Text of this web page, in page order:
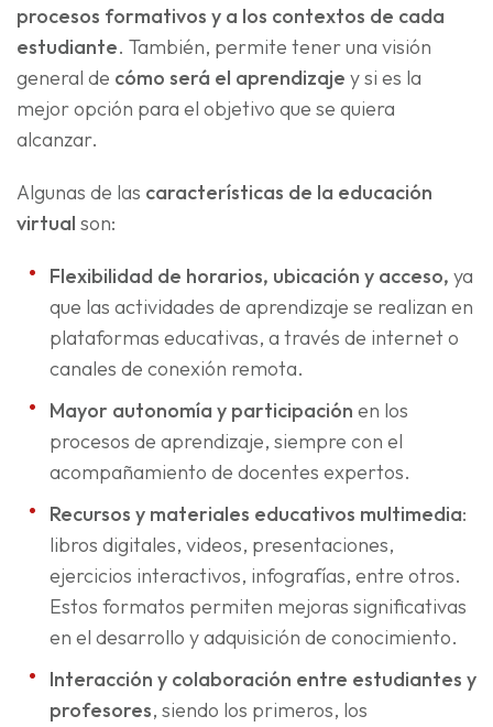
procesos formativos y a los contextos de cada
estudiante. También, permite tener una visión
general de cómo será el aprendizaje y si es la
mejor opción para el objetivo que se quiera
alcanzar.
Algunas de las características de la educación
virtual son:
Flexibilidad de horarios, ubicación y acceso, ya
que las actividades de aprendizaje se realizan en
plataformas educativas, a través de internet o
canales de conexión remota.
Mayor autonomía y participación en los
procesos de aprendizaje, siempre con el
acompañamiento de docentes expertos.
Recursos y materiales educativos multimedia:
libros digitales, videos, presentaciones,
ejercicios interactivos, infografías, entre otros.
Estos formatos permiten mejoras significativas
en el desarrollo y adquisición de conocimiento.
Interacción y colaboración entre estudiantes y
profesores, siendo los primeros, los